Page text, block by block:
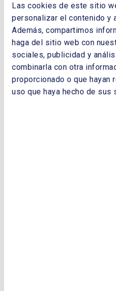
Las cookies de este sitio
personalizar el contenido y
Además, compartimos
haga del sitio web con
sociales, publicidad y
combinarla con otra
proporcionado o que hayan
uso que haya hecho de sus
TELÉFONO: